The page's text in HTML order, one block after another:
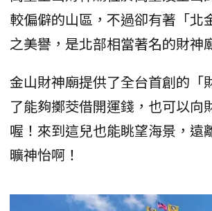
較偏僻的山區，不過卻有著「北
之美譽，是北部相當著名的財神
金山財神廟提供了全台首創的「
了能夠擲茭借開運錢，也可以向
喔！來到這兒也能眺望海景，遠
曠神怡啊！